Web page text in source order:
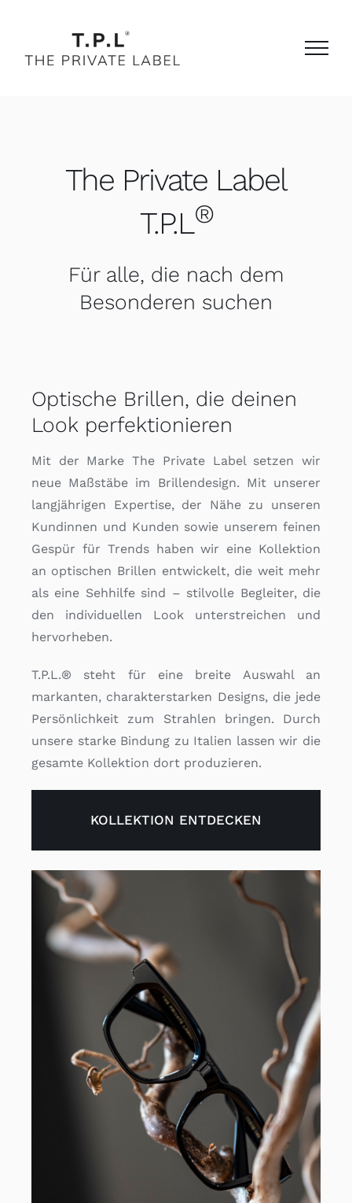
springen
The Private Label
T.P.L®
Für alle, die nach dem
Besonderen suchen
Optische Brillen, die deinen
Look perfektionieren
Mit der Marke The Private Label setzen wir
neue Maßstäbe im Brillendesign. Mit unserer
langjährigen Expertise, der Nähe zu unseren
Kundinnen und Kunden sowie unserem feinen
Gespür für Trends haben wir eine Kollektion
an optischen Brillen entwickelt, die weit mehr
als eine Sehhilfe sind – stilvolle Begleiter, die
den individuellen Look unterstreichen und
hervorheben.
T.P.L.® steht für eine breite Auswahl an
markanten, charakterstarken Designs, die jede
Persönlichkeit zum Strahlen bringen. Durch
unsere starke Bindung zu Italien lassen wir die
gesamte Kollektion dort produzieren.
KOLLEKTION ENTDECKEN